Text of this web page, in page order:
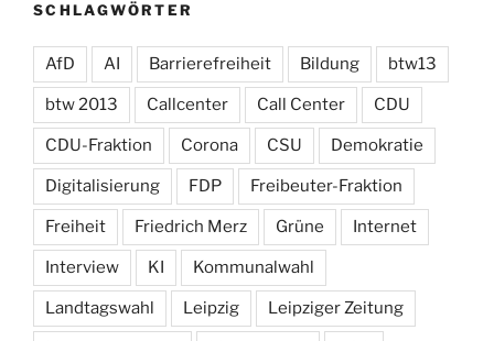
SCHLAGWÖRTER
AfD AI Barrierefreiheit Bildung btw13
btw 2013 Callcenter Call Center CDU
CDU-Fraktion Corona CSU Demokratie
Digitalisierung FDP Freibeuter-Fraktion
Freiheit Friedrich Merz Grüne Internet
Interview KI Kommunalwahl
Landtagswahl Leipzig Leipziger Zeitung